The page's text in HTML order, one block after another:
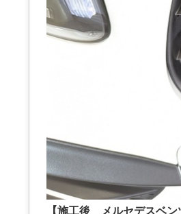
【施工後 メルセデスベ